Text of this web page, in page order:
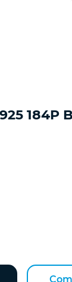
184P